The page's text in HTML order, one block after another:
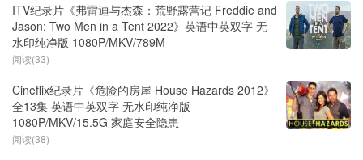
ITV纪录片《弗雷迪与杰森：荒野露营记 Freddie and
Jason: Two Men in a Tent 2022》英语中英双字 无
水印纯净版 1080P/MKV/789M
阅读(33)
Cineflix纪录片《危险的房屋 House Hazards 2012》
全13集 英语中英双字 无水印纯净版
1080P/MKV/15.5G 家庭安全隐患
阅读(38)